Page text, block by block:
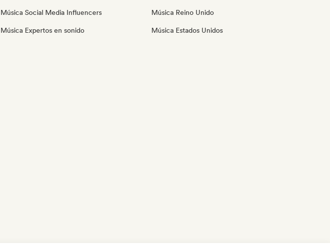
Música Social Media Influencers
Música Expertos en sonido
Música Reino Unido
Música Estados Unidos